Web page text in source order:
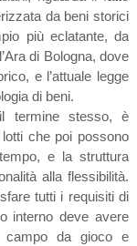
da beni storici
più eclatante, da
di Bologna, dove
e l’attuale legge
di beni.
termine stesso, è
che poi possono
e la struttura
alla flessibilità.
tutti i requisiti di
interno deve avere
campo da gioco e